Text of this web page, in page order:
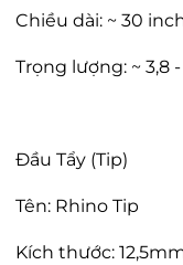
Chiều dài: ~ 30
Trọng lượng: ~ 3,8
Đầu Tẩy (Tip)
Tên: Rhino Tip
Kích thước: